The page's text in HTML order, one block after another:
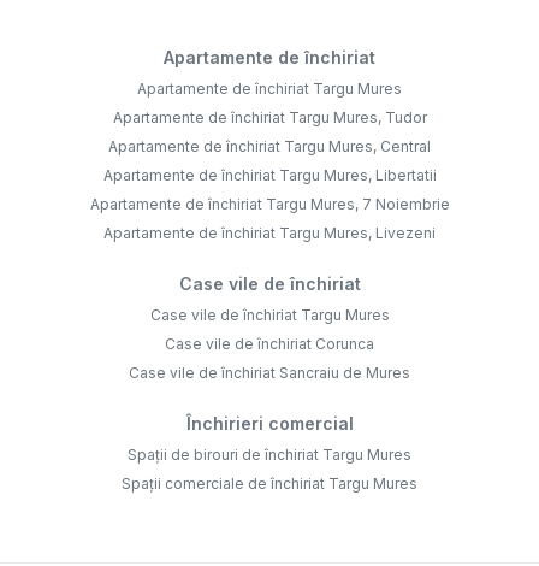
Apartamente de închiriat
Apartamente de închiriat Targu Mures
Apartamente de închiriat Targu Mures, Tudor
Apartamente de închiriat Targu Mures, Central
Apartamente de închiriat Targu Mures, Libertatii
Apartamente de închiriat Targu Mures, 7 Noiembrie
Apartamente de închiriat Targu Mures, Livezeni
Case vile de închiriat
Case vile de închiriat Targu Mures
Case vile de închiriat Corunca
Case vile de închiriat Sancraiu de Mures
Închirieri comercial
Spații de birouri de închiriat Targu Mures
Spații comerciale de închiriat Targu Mures